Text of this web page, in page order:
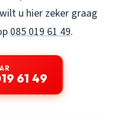
u hier zeker graag
085 019 61 49.
61 49